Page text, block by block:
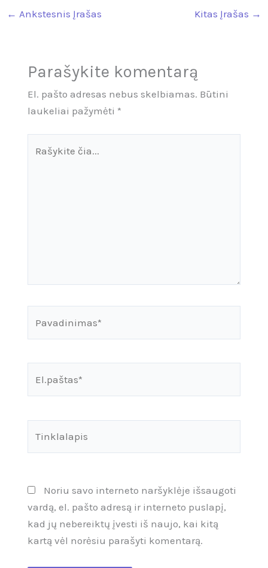
← Ankstesnis Įrašas Kitas Įrašas →
Parašykite komentarą
El. pašto adresas nebus skelbiamas. Būtini
laukeliai pažymėti *
Noriu savo interneto naršyklėje išsaugoti
vardą, el. pašto adresą ir interneto puslapį,
kad jų nebereiktų įvesti iš naujo, kai kitą
kartą vėl norėsiu parašyti komentarą.